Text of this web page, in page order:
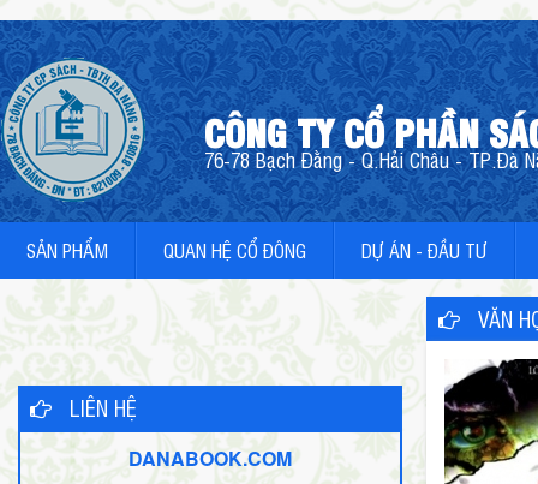
CÔNG TY CỔ PHẦN
76-78 Bạch Đằng - Q.Hải Châu - TP.Đà
SẢN PHẨM QUAN HỆ CỔ ĐÔNG DỰ ÁN - ĐẦU TƯ
LIÊN HỆ
DANABOOK.COM
VĂN